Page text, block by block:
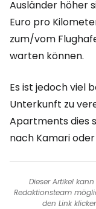
Ausländer höher
Euro pro
zum/vom
warten können.
Es ist jedoch viel
Unterkunft zu
Apartments dies
nach Kamari oder
Dieser Artikel
Redaktionsteam
den Link